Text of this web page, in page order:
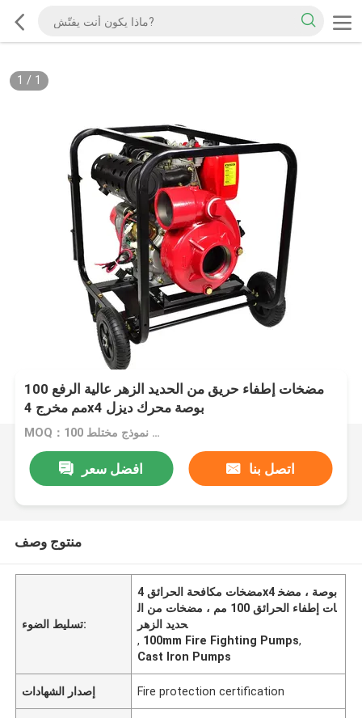
1 / 1
مضخات إطفاء حريق من الحديد الزهر عالية الرفع 100
مم مخرج 4x4 بوصة محرك ديزل
MOQ：100 وحدة نموذج مختلط
افضل سعر اتصل بنا
منتوج وصف
تسليط الضوء:
مضخات مكافحة الحرائق 4x4 بوصة ، مضخ
ات إطفاء الحرائق 100 مم ، مضخات من ال
حديد الزهر
, 100mm Fire Fighting Pumps,
Cast Iron Pumps
إصدار الشهادات Fire protection certification